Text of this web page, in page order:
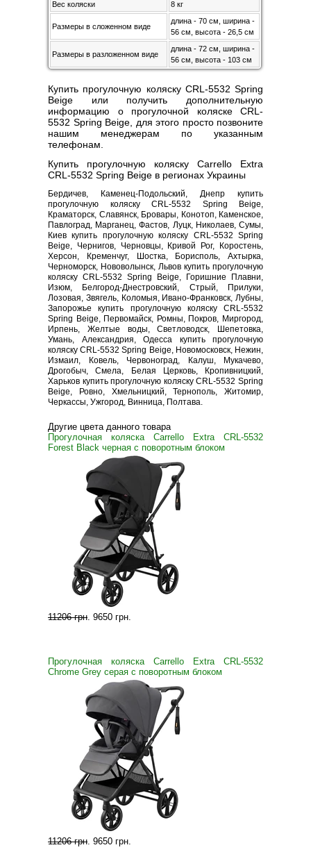
Вес коляски 8 кг
Размеры в сложенном виде
длина - 70 см, ширина -
56 см, высота - 26,5 см
Размеры в разложенном виде
длина - 72 см, ширина -
56 см, высота - 103 см
Купить прогулочную коляску CRL-5532 Spring
Beige или получить дополнительную
информацию о прогулочной коляске CRL-
5532 Spring Beige, для этого просто позвоните
нашим менеджерам по указанным
телефонам.
Купить прогулочную коляску Carrello Extra
CRL-5532 Spring Beige в регионах Украины
Бердичев, Каменец-Подольский, Днепр купить
прогулочную коляску CRL-5532 Spring Beige,
Краматорск, Славянск, Бровары, Конотоп, Каменское,
Павлоград, Марганец, Фастов, Луцк, Николаев, Сумы,
Киев купить прогулочную коляску CRL-5532 Spring
Beige, Чернигов, Черновцы, Кривой Рог, Коростень,
Херсон, Кременчуг, Шостка, Борисполь, Ахтырка,
Черноморск, Нововолынск, Львов купить прогулочную
коляску CRL-5532 Spring Beige, Горишние Плавни,
Изюм, Белгород-Днестровский, Стрый, Прилуки,
Лозовая, Звягель, Коломыя, Ивано-Франковск, Лубны,
Запорожье купить прогулочную коляску CRL-5532
Spring Beige, Первомайск, Ромны, Покров, Миргород,
Ирпень, Желтые воды, Светловодск, Шепетовка,
Умань, Александрия, Одесса купить прогулочную
коляску CRL-5532 Spring Beige, Новомосковск, Нежин,
Измаил, Ковель, Червоноград, Калуш, Мукачево,
Дрогобыч, Смела, Белая Церковь, Кропивницкий,
Харьков купить прогулочную коляску CRL-5532 Spring
Beige, Ровно, Хмельницкий, Тернополь, Житомир,
Черкассы, Ужгород, Винница, Полтава.
Другие цвета данного товара
Прогулочная коляска Carrello Extra CRL-5532
Forest Black черная с поворотным блоком
11206 грн. 9650 грн.
Прогулочная коляска Carrello Extra CRL-5532
Chrome Grey серая с поворотным блоком
11206 грн. 9650 грн.